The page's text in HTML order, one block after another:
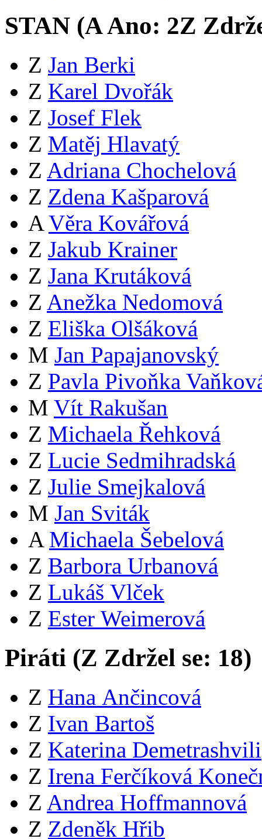
STAN (AAno: 2Z
Z Jan Berki
Z Karel Dvořák
Z Josef Flek
Z Matěj Hlavatý
Z Adriana Chochelová
Z Zdena Kašparová
A Věra Kovářová
Z Jakub Krainer
Z Jana Krutáková
Z Anežka Nedomová
Z Eliška Olšáková
M Jan Papajanovský
Z Pavla Pivoňka
M Vít Rakušan
Z Michaela Řehková
Z Lucie Sedmihradská
Z Julie Smejkalová
M Jan Sviták
A Michaela Šebelová
Z Barbora Urbanová
Z Lukáš Vlček
Z Ester Weimerová
Piráti (Z Zdržel se: 18)
Z Hana Ančincová
Z Ivan Bartoš
Z Katerina Demetrashvili
Z Irena Ferčíková
Z Andrea Hoffmannová
Z Zdeněk Hřib